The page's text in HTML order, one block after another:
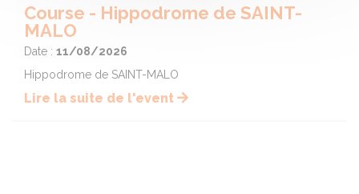
Course - Hippodrome de SAINT-
MALO
Date : 11/08/2026
Hippodrome de SAINT-MALO
Lire la suite de l'event